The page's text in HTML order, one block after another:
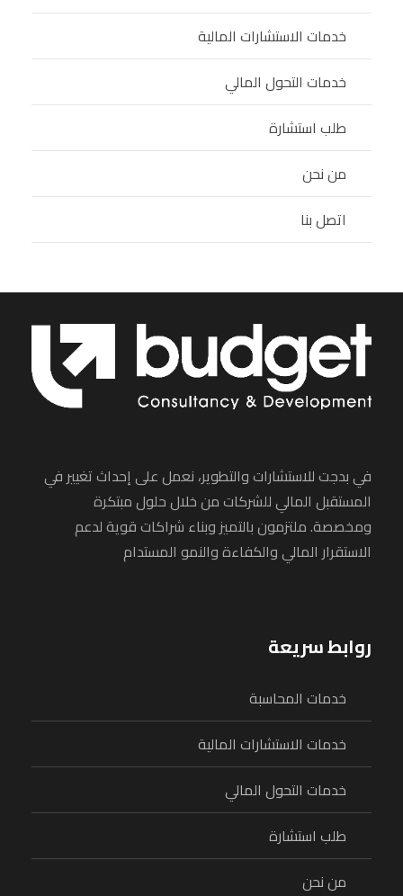
خدمات الاستشارات المالية
خدمات التحول المالي
طلب استشارة
من نحن
اتصل بنا
في بدجت للاستشارات والتطوير، نعمل على إحداث تغيير في
المستقبل المالي للشركات من خلال حلول مبتكرة
ومخصصة. ملتزمون بالتميز وبناء شراكات قوية لدعم
الاستقرار المالي والكفاءة والنمو المستدام
روابط سريعة
خدمات المحاسبة
خدمات الاستشارات المالية
خدمات التحول المالي
طلب استشارة
من نحن